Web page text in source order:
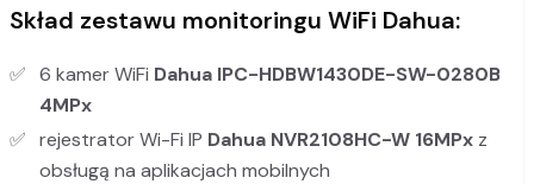
Skład zestawu monitoringu WiFi Dahua:
6 kamer WiFi Dahua IPC-HDBW1430DE-SW-0280B
4MPx
rejestrator Wi-Fi IP Dahua NVR2108HC-W 16MPx z
obsługą na aplikacjach mobilnych